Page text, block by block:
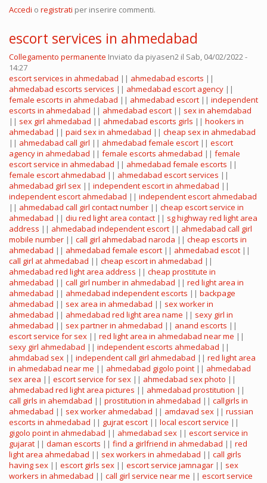
Accedi o registrati per inserire commenti.
escort services in ahmedabad
Collegamento permanente Inviato da piyasen2 il Sab, 04/02/2022 -
14:27
escort services in ahmedabad || ahmedabad escorts ||
ahmedabad escorts services || ahmedabad escort agency ||
female escorts in ahmedabad || ahmedabad escort || independent
escorts in ahmedabad || ahmedabad escort || sex in ahemdabad
|| sex girl ahmedabad || ahmedabad escorts girls || hookers in
ahmedabad || paid sex in ahmedabad || cheap sex in ahmedabad
|| ahmedabad call girl || ahmedabad female escort || escort
agency in ahmedabad || female escorts ahmedabad || female
escort service in ahmedabad || ahmedabad female escorts ||
female escort ahmedabad || ahmedabad escort services ||
ahmedabad girl sex || independent escort in ahmedabad ||
independent escort ahmedabad || independent escort ahmedabad
|| ahmedabad call girl contact number || cheap escort service in
ahmedabad || diu red light area contact || sg highway red light area
address || ahmedabad independent escort || ahmedabad call girl
mobile number || call girl ahmedabad naroda || cheap escorts in
ahmedabad || ahmedabad female escort || ahmedabad escot ||
call girl at ahmedabad || cheap escort in ahmedabad ||
ahmedabad red light area address || cheap prostitute in
ahmedabad || call girl number in ahmedabad || red light area in
ahmedabad || ahmedabad independent escorts || backpage
ahmedabad || sex area in ahmedabad || sex worker in
ahmedabad || ahmedabad red light area name || sexy girl in
ahmedabad || sex partner in ahmedabad || anand escorts ||
escort service for sex || red light area in ahmedabad near me ||
sexy girl ahmedabad || independent escorts ahmedabad ||
ahmdabad sex || independent call girl ahmedabad || red light area
in ahmedabad near me || ahmedabad gigolo point || ahmedabad
sex area || escort service for sex || ahmedabad sex photo ||
ahmedabad red light area pictures || ahmedabad prostitution ||
call girls in ahemdabad || prostitution in ahmedabad || callgirls in
ahmedabad || sex worker ahmedabad || amdavad sex || russian
escorts in ahmedabad || gujrat escort || local escort service ||
gigolo point in ahmedabad || ahmedabad sex || escort service in
gujarat || daman escorts || find a girlfriend in ahmedabad || red
light area ahmedabad || sex workers in ahmedabad || call girls
having sex || escort girls sex || escort service jamnagar || sex
workers in ahmedabad || call girl service near me || escort service